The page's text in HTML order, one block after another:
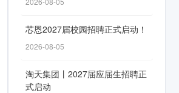
芯恩2027届校园招聘正式启动！
2026-08-05
淘天集团丨2027届应届生招聘正
式启动